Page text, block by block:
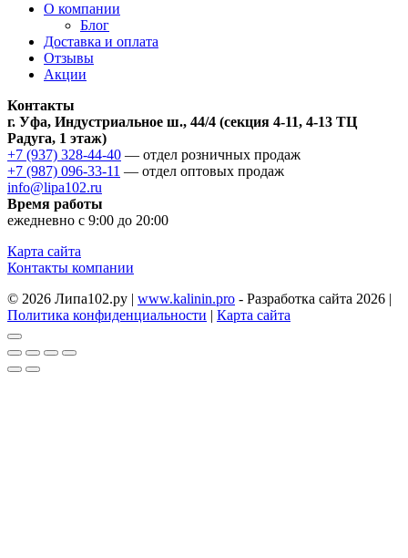
О компании
Блог
Доставка и оплата
Отзывы
Акции
Контакты
г. Уфа, Индустриальное ш., 44/4 (секция 4-11, 4-13 ТЦ
Радуга, 1 этаж)
+7 (937) 328-44-40 — отдел розничных продаж
+7 (987) 096-33-11 — отдел оптовых продаж
info@lipa102.ru
Время работы
ежедневно с 9:00 до 20:00
Карта сайта
Контакты компании
© 2026 Липа102.ру | www.kalinin.pro - Разработка сайта 2026 |
Политика конфиденциальности | Карта сайта